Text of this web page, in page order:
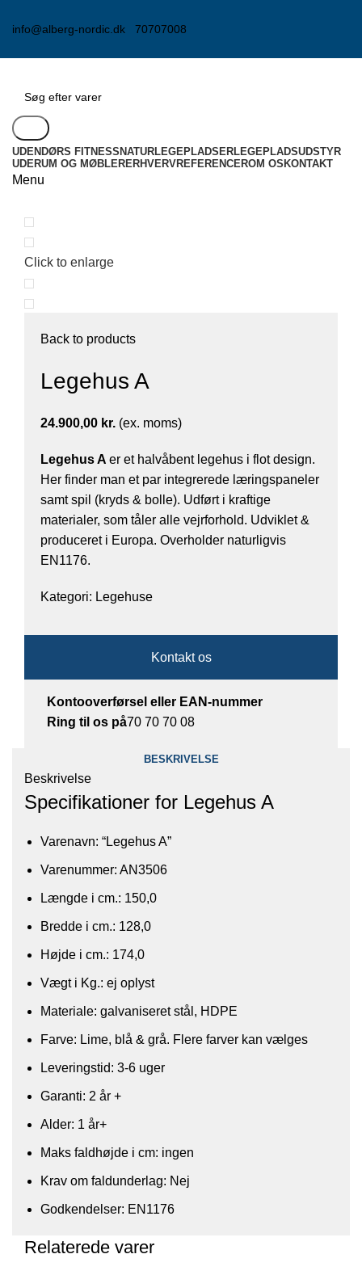
info@alberg-nordic.dk 70707008
UDENDØRS FITNESS NATURLEGEPLADSERLEGEPLADSUDSTYR
UDERUM OG MØBLERERHVERVREFERENCEROM OS KONTAKT
Menu
Click to enlarge
Back to products
Legehus A
24.900,00 kr. (ex. moms)
Legehus A er et halvåbent legehus i flot design.
Her finder man et par integrerede læringspaneler
samt spil (kryds & bolle). Udført i kraftige
materialer, som tåler alle vejrforhold. Udviklet &
produceret i Europa. Overholder naturligvis
EN1176.
Kategori: Legehuse
Kontakt os
Kontooverførsel eller EAN-nummer
Ring til os på70 70 70 08
BESKRIVELSE
Beskrivelse
Specifikationer for Legehus A
Varenavn: “Legehus A”
Varenummer: AN3506
Længde i cm.: 150,0
Bredde i cm.: 128,0
Højde i cm.: 174,0
Vægt i Kg.: ej oplyst
Materiale: galvaniseret stål, HDPE
Farve: Lime, blå & grå. Flere farver kan vælges
Leveringstid: 3-6 uger
Garanti: 2 år +
Alder: 1 år+
​Maks faldhøjde i cm: ingen
Krav om faldunderlag: Nej
Godkendelser: EN1176​
Relaterede varer